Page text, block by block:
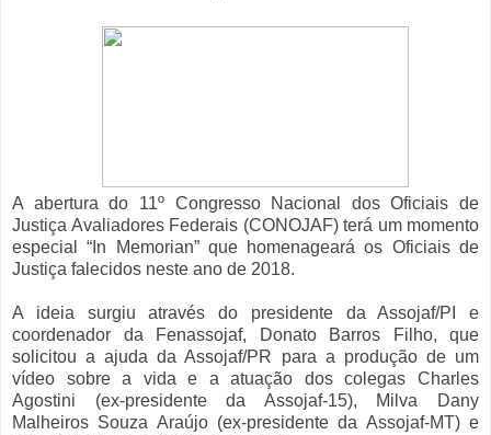
A abertura do 11º Congresso Nacional dos Oficiais de
Justiça Avaliadores Federais (CONOJAF) terá um momento
especial “In Memorian” que homenageará os Oficiais de
Justiça falecidos neste ano de 2018.
A ideia surgiu através do presidente da Assojaf/PI e
coordenador da Fenassojaf, Donato Barros Filho, que
solicitou a ajuda da Assojaf/PR para a produção de um
vídeo sobre a vida e a atuação dos colegas Charles
Agostini (ex-presidente da Assojaf-15), Milva Dany
Malheiros Souza Araújo (ex-presidente da Assojaf-MT) e